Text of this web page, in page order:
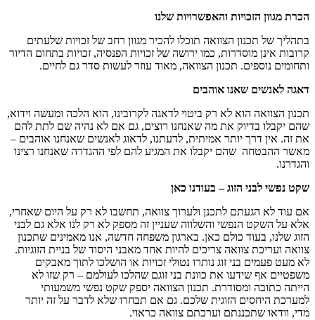
הכרת מגוון הזכויות והאפשרויות שלנו
בתהליך של תכנון הצוואה תוכלו להכיר מגוון רחב של זכויות שלעתים
קרובות אינן מוסדרות, כמו ירושה של זכויות הפנסיה, זכויות בתחום הדיור
ותחומים נוספים. תכנון הצוואה, מאוד עוזר לעשות סדר גם לחיים.
דאגה לאנשים שאנו אוהבים
תכנון הצוואה הוא לא רק ביטוי לדאגה לקרובינו, הוא הלכה ומעשה וידוא,
שהם יקבלו בדיוק את מה שאנחנו רוצים, גם אם לא נהיה שם לתת להם
את זה. אין דרך יותר אמיתית, לדעתנו, לדאוג לאנשים שאנחנו אוהבים –
מאשר ההבטחה שהם יקבלו את המגיע להם לפי ההגדרה שאנחנו רצינו
והגדרנו.
שקט נפשי לבני הזוג – בעודנו כאן
אם עוד לא הגעתם לתכנן ולערוך צוואה, תחשבו לא רק על היום שאחרי,
אלא על השקט הנפשי והשלווה שעניין זה מספק לא רק לנו אלא גם לבני
הזוג שלנו, בעוד כולם כאן. בארגון משפחה חדשה, אנו מאמינים שתכנון
צוואה ועריכת צוואה צריכים להיות אחד מאבני היסוד של בניית הזוגיות.
לא מעט פעמים בני זוג נותרו נטולי זכויות או הושלכו לתוך מאבקים
משפטיים אף שידעו את כוונת בני זוגם שהלכו לעולמם – רק שזו לא
הייתה כתובה ומסודרת. תכנון הצוואה יספק שקט נפשי משמעותי
למערכת היחסים הזוגית שלכם. גם אם תבחרו שלא לדבר על זה יותר
מדי, וודאו שתכננתם וערכתם צוואה כראוי.